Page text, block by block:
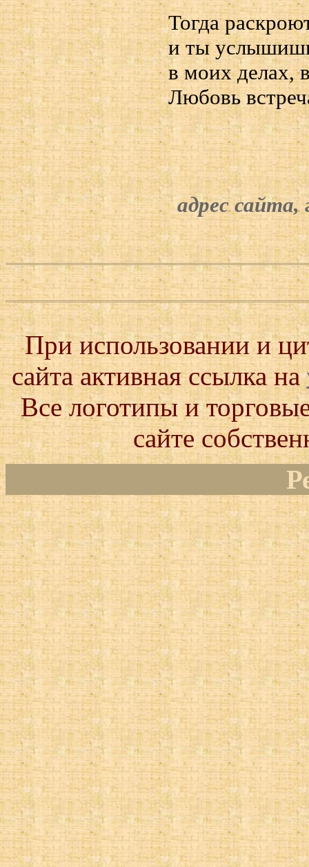
Тогда
и ты
в моих делах,
Любовь
адрес сайта,
При использовании и
сайта активная ссылка на
Все логотипы и
сайте